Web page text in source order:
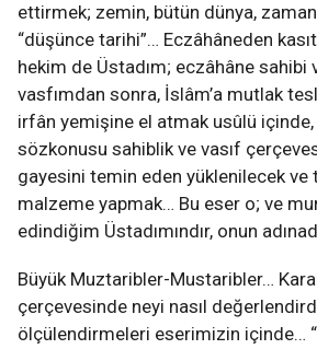
ettirmek; zemin, bütün dünya,
“düşünce tarihi”… Eczâhâneden
hekim de Üstadım; eczâhâne sahibi
vasfımdan sonra, İslâm’a mutlak
irfân yemişine el atmak usûlü içinde,
sözkonusu sahiblik ve vasıf
gayesini temin eden yüklenilecek ve
malzeme yapmak… Bu eser o; ve
edindiğim Üstadımındır, onun
Büyük Muztaribler-Mustaribler…
çerçevesinde neyi nasıl
ölçülendirmeleri eserimizin içinde…